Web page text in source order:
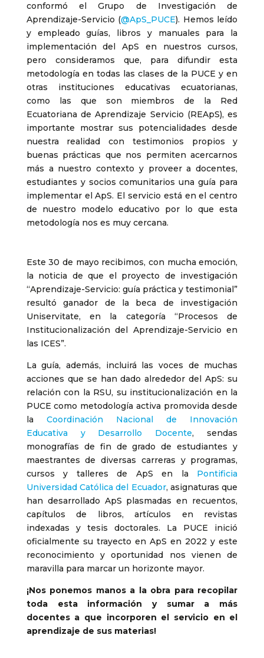
conformó el Grupo de Investigación de
Aprendizaje-Servicio (@ApS_PUCE). Hemos leído
y empleado guías, libros y manuales para la
implementación del ApS en nuestros cursos,
pero consideramos que, para difundir esta
metodología en todas las clases de la PUCE y en
otras instituciones educativas ecuatorianas,
como las que son miembros de la Red
Ecuatoriana de Aprendizaje Servicio (REApS), es
importante mostrar sus potencialidades desde
nuestra realidad con testimonios propios y
buenas prácticas que nos permiten acercarnos
más a nuestro contexto y proveer a docentes,
estudiantes y socios comunitarios una guía para
implementar el ApS. El servicio está en el centro
de nuestro modelo educativo por lo que esta
metodología nos es muy cercana.
Este 30 de mayo recibimos, con mucha emoción,
la noticia de que el proyecto de investigación
“Aprendizaje-Servicio: guía práctica y testimonial”
resultó ganador de la beca de investigación
Uniservitate, en la categoría “Procesos de
Institucionalización del Aprendizaje-Servicio en
las ICES”.
La guía, además, incluirá las voces de muchas
acciones que se han dado alrededor del ApS: su
relación con la RSU, su institucionalización en la
PUCE como metodología activa promovida desde
la Coordinación Nacional de Innovación
Educativa y Desarrollo Docente, sendas
monografías de fin de grado de estudiantes y
maestrantes de diversas carreras y programas,
cursos y talleres de ApS en la Pontificia
Universidad Católica del Ecuador, asignaturas que
han desarrollado ApS plasmadas en recuentos,
capítulos de libros, artículos en revistas
indexadas y tesis doctorales. La PUCE inició
oficialmente su trayecto en ApS en 2022 y este
reconocimiento y oportunidad nos vienen de
maravilla para marcar un horizonte mayor.
¡Nos ponemos manos a la obra para recopilar
toda esta información y sumar a más
docentes a que incorporen el servicio en el
aprendizaje de sus materias!